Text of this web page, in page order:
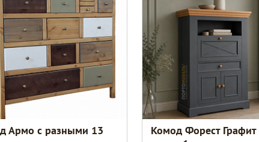
Армо с разными 13
Комод Форест Графит